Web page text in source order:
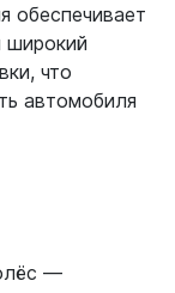
обеспечивает
широкий
что
автомобиля
—